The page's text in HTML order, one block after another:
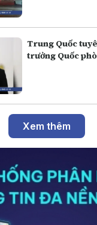
Trung Quốc
trưởng Quốc
Xem thêm